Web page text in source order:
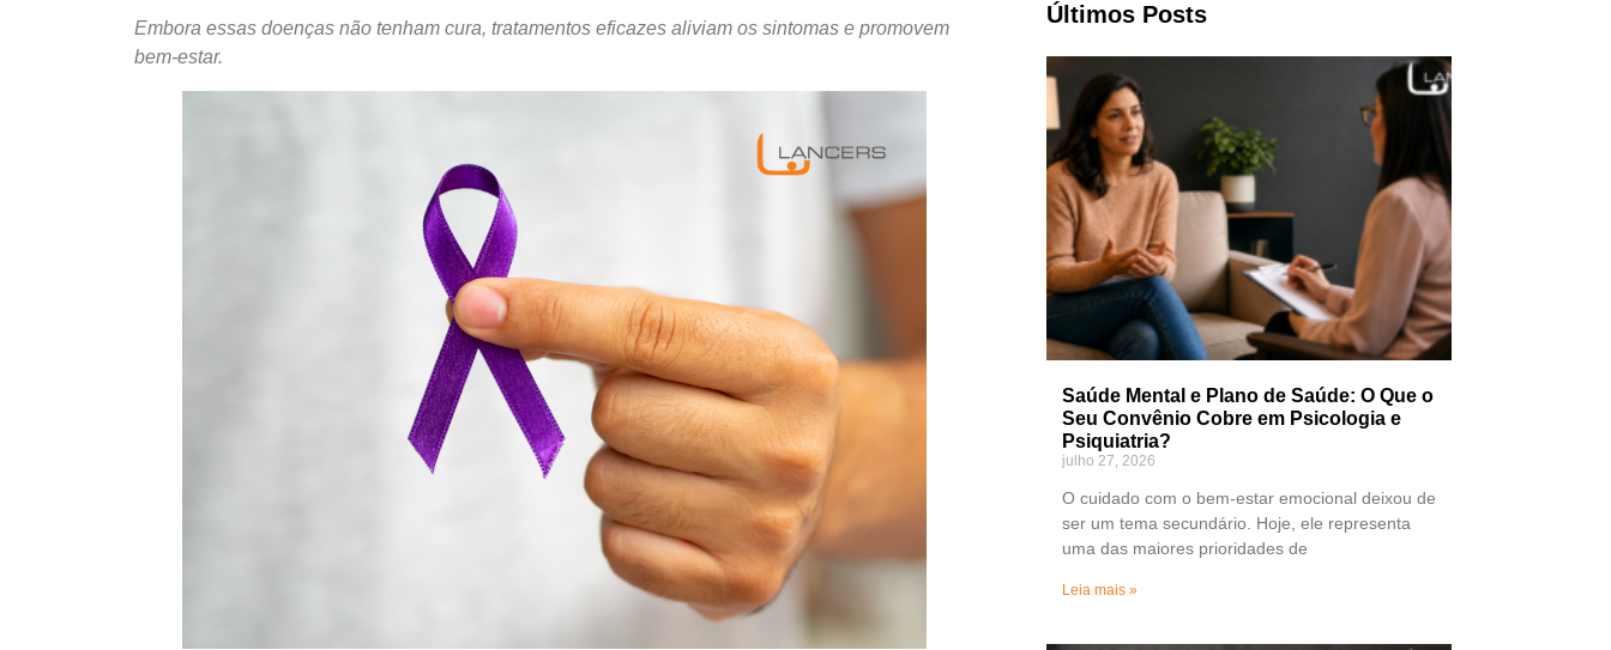
Embora essas doenças não tenham cura, tratamentos eficazes aliviam os sintomas e promovem
bem-estar.
Últimos Posts
Saúde Mental e Plano de Saúde: O Que o
Seu Convênio Cobre em Psicologia e
Psiquiatria?
julho 27, 2026
O cuidado com o bem-estar emocional deixou de
ser um tema secundário. Hoje, ele representa
uma das maiores prioridades de
Leia mais »